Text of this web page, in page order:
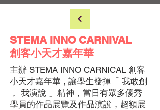
STEMA INNO CARNIVAL
創客小天才嘉年華
主辦 STEMA INNO CARNICAL 創客
小天才嘉年華 , 讓學生發揮「 我敢創
， 我演說 」精神，當日有眾多優秀
學員的作品展覽及作品演說，超額展